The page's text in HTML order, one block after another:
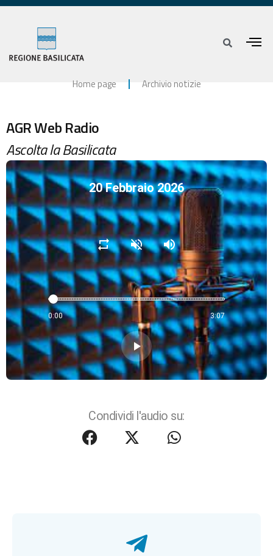
Home page Archivio notizie
AGR Web Radio
Ascolta la Basilicata
20 Febbraio 2026
repeat volume_off volume_up
0:00 3:07
play_arrow
Condividi l'audio su: